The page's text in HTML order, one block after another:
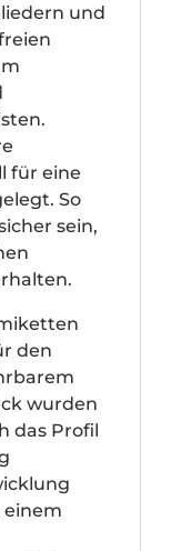
und
für eine
So
sein,
den
wurden
das Profil
einem